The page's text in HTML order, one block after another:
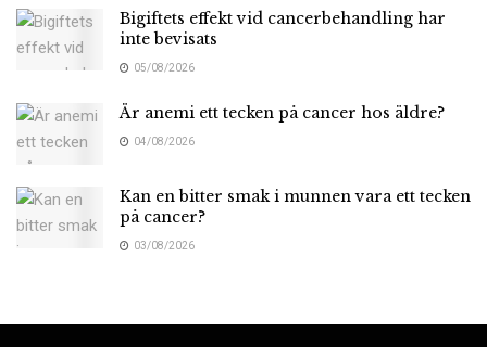
Bigiftets effekt vid cancerbehandling har
inte bevisats
05/08/2026
Är anemi ett tecken på cancer hos äldre?
04/08/2026
Kan en bitter smak i munnen vara ett tecken
på cancer?
03/08/2026